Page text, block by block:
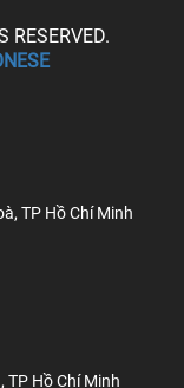
RESERVED.
TP Hồ Chí Minh
Hồ Chí Minh